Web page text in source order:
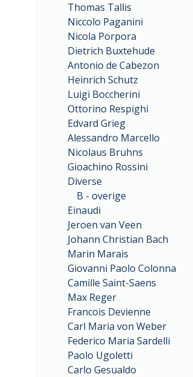
Thomas Tallis
Niccolo Paganini
Nicola Porpora
Dietrich Buxtehude
Antonio de Cabezon
Heinrich Schutz
Luigi Boccherini
Ottorino Respighi
Edvard Grieg
Alessandro Marcello
Nicolaus Bruhns
Gioachino Rossini
Diverse
B - overige
Einaudi
Jeroen van Veen
Johann Christian Bach
Marin Marais
Giovanni Paolo Colonna
Camille Saint-Saens
Max Reger
Francois Devienne
Carl Maria von Weber
Federico Maria Sardelli
Paolo Ugoletti
Carlo Gesualdo